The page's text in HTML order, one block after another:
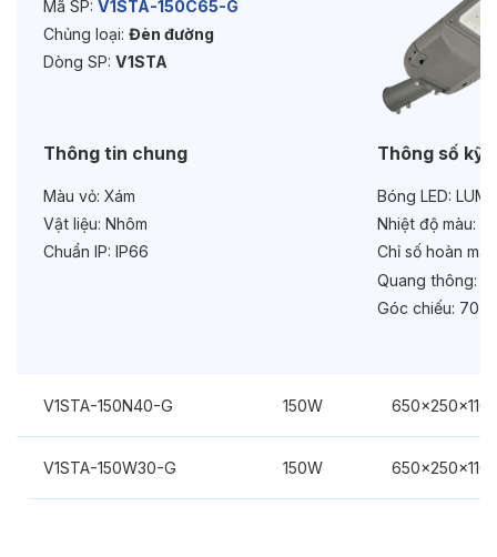
Tuổi thọ:>50000h
Bảo hành:5 năm
Mã SP: V1STA-150C65-G
Chủng loại: Đèn đường
Dòng SP: V1STA
Thông tin chung
Màu vỏ: Xám
Vật liệu: Nhôm
Chuẩn IP: IP66
Thông số kỹ
Bóng LED:
Nhiệt độ màu:
Chỉ số hoàn
Quang thông:
Góc chiếu:
V1STA-150N40-G 150W
V1STA-150W30-G 150W